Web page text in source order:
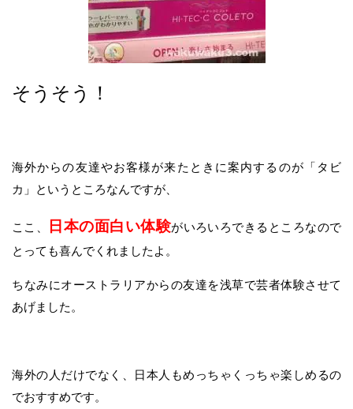
そうそう！
海外からの友達やお客様が来たときに案内するのが「タビ
カ」というところなんですが、
ここ、 日本の面白い体験がいろいろできるところなので
とっても喜んでくれましたよ。
ちなみにオーストラリアからの友達を浅草で芸者体験させて
あげました。
海外の人だけでなく、日本人もめっちゃくっちゃ楽しめるの
でおすすめです。